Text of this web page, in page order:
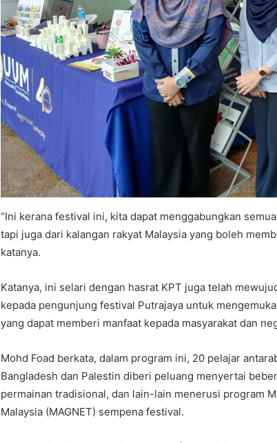
“Ini kerana festival ini, kita dapat menggabungkan
tapi juga dari kalangan rakyat Malaysia yang boleh
katanya.
Katanya, ini selari dengan hasrat KPT juga telah
kepada pengunjung festival Putrajaya untuk
yang dapat memberi manfaat kepada masyarakat dan
Mohd Foad berkata, dalam program ini, 20 pelajar
Bangladesh dan Palestin diberi peluang menyertai
permainan tradisional, dan lain-lain menerusi program
Malaysia (MAGNET) sempena festival.